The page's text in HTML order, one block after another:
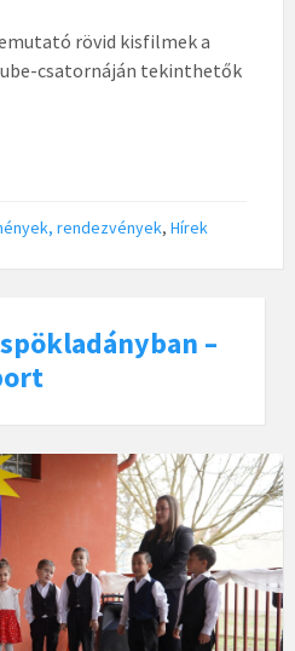
rövid kisfilmek a
csatornáján tekinthetők
rendezvények, Hírek
–